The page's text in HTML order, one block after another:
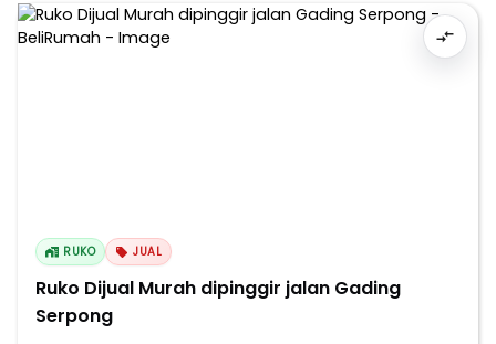
RUKO JUAL
Ruko Dijual Murah dipinggir jalan Gading
Serpong